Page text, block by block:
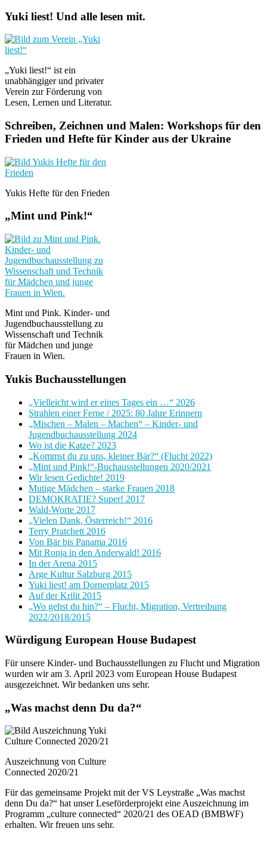
Yuki liest! Und alle lesen mit.
„Yuki liest!“ ist ein
unabhängiger und privater
Verein zur Förderung von
Lesen, Lernen und Literatur.
Schreiben, Zeichnen und Malen: Workshops für den
Frieden und Hefte für Kinder aus der Ukraine
Yukis Hefte für den Frieden
„Mint und Pink!“
Mint und Pink. Kinder- und
Jugendbuchausstellung zu
Wissenschaft und Technik
für Mädchen und junge
Frauen in Wien.
Yukis Buchausstellungen
„Vielleicht wird er eines Tages ein …“ 2026
Strahlen einer Ferne / 2025: 80 Jahre Erinnern
„Mischen – Malen – Machen“ – Kinder- und
Jugendbuchausstellung 2024
Wo ist die Katze? 2023
„Kommst du zu uns, kleiner Bär?“ (Flucht 2022)
„Mint und Pink!“-Buchausstellungen 2020/2021
Wir lesen Gedichte! 2019
Mutige Mädchen – starke Frauen 2018
DEMOKRATIE? Super! 2017
Wald-Worte 2017
„Vielen Dank, Österreich!“ 2016
Terry Pratchett 2016
Von Bär bis Panama 2016
Mit Ronja in den Anderwald! 2016
In der Arena 2015
Arge Kultur Salzburg 2015
Yuki liest! am Dornerplatz 2015
Auf der Krilit 2015
„Wo gehst du hin?“ – Flucht, Migration, Vertreibung
2022/2018/2015
Würdigung European House Budapest
Für unsere Kinder- und Buchausstellungen zu Flucht und Migration
wurden wir am 3. April 2023 vom European House Budapest
ausgezeichnet. Wir bedanken uns sehr.
„Was machst denn Du da?“
Auszeichnung von Culture
Connected 2020/21
Für das gemeinsame Projekt mit der VS Leystraße „Was machst
denn Du da?“ hat unser Leseförderprojekt eine Auszeichnung im
Programm „culture connected“ 2020/21 des OEAD (BMBWF)
erhalten. Wir freuen uns sehr.